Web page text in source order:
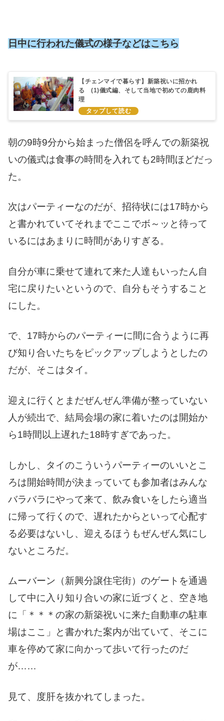
日中に行われた儀式の様子などはこちら
【チェンマイで暮らす】新築祝いに招かれ
る (1)儀式編、そして当地で初めての鹿肉料
理
朝の9時9分から始まった僧侶を呼んでの新築祝
いの儀式は食事の時間を入れても2時間ほどだっ
た。
次はパーティーなのだが、招待状には17時から
と書かれていてそれまでここでボ～ッと待って
いるにはあまりに時間がありすぎる。
自分が車に乗せて連れて来た人達もいったん自
宅に戻りたいというので、自分もそうすること
にした。
で、17時からのパーティーに間に合うように再
び知り合いたちをピックアップしようとしたの
だが、そこはタイ。
迎えに行くとまだぜんぜん準備が整っていない
人が続出で、結局会場の家に着いたのは開始か
ら1時間以上遅れた18時すぎであった。
しかし、タイのこういうパーティーのいいとこ
ろは開始時間が決まっていても参加者はみんな
バラバラにやって来て、飲み食いをしたら適当
に帰って行くので、遅れたからといって心配す
る必要はないし、迎えるほうもぜんぜん気にし
ないところだ。
ムーバーン（新興分譲住宅街）のゲートを通過
して中に入り知り合いの家に近づくと、空き地
に「＊＊＊の家の新築祝いに来た自動車の駐車
場はここ」と書かれた案内が出ていて、そこに
車を停めて家に向かって歩いて行ったのだ
が……
見て、度肝を抜かれてしまった。